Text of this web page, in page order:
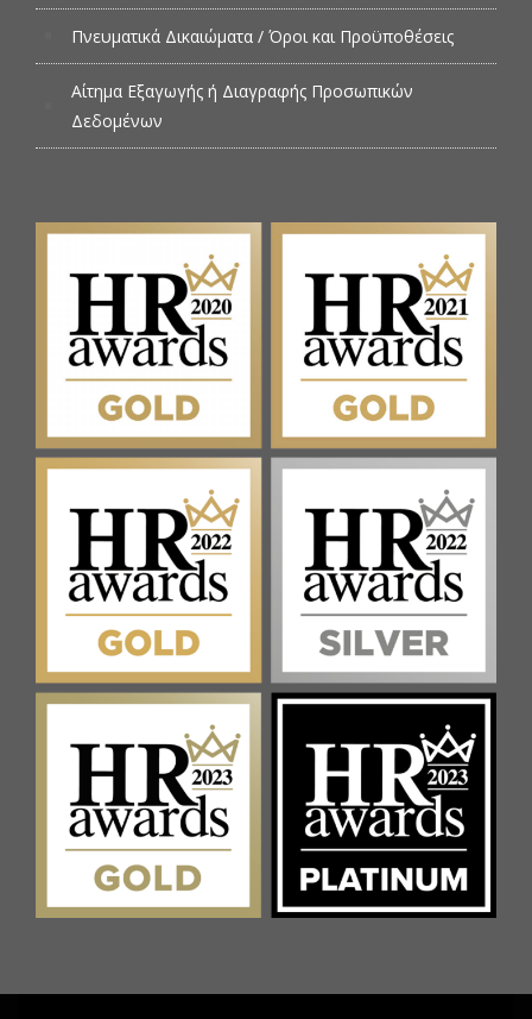
Πνευματικά Δικαιώματα / Όροι και Προϋποθέσεις
Αίτημα Εξαγωγής ή Διαγραφής Προσωπικών
Δεδομένων